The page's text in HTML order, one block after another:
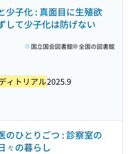
少子化 : 真面目に生殖欲
して少子化は防げない
ィトリアル2025.9
国立国会図書館 全国の図書館
のひとりごつ : 診察室の
々の暮らし